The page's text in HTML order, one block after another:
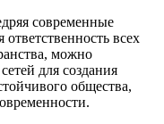
современные
всех
можно
для создания
общества,